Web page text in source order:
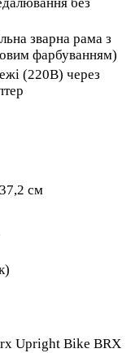
зварна рама з
фарбуванням)
(220В) через
см
Upright Bike BRX